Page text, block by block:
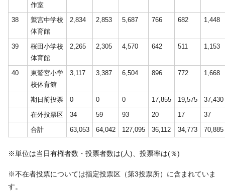
作室
38
鷲宮中学校
体育館
2,834 2,853 5,687 766 682 1,448
39
桜田小学校
体育館
2,265 2,305 4,570 642 511 1,153
40
東鷲宮小学
校体育館
3,117 3,387 6,504 896 772 1,668
期日前投票 0 0 0 17,855 19,575
37,430
在外投票区
34 59 93 20 17
37
合計
63,053 64,042 127,095 36,112 34,773 70,885
※単位は当日有権者数・投票者数は(人)、投票率は(％)
※不在者投票については指定投票区（第3投票所）に含まれていま
す。